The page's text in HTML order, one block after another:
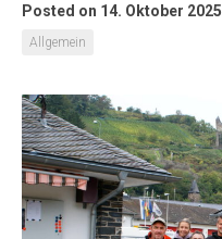
Posted on 14. Oktober 2025
Allgemein